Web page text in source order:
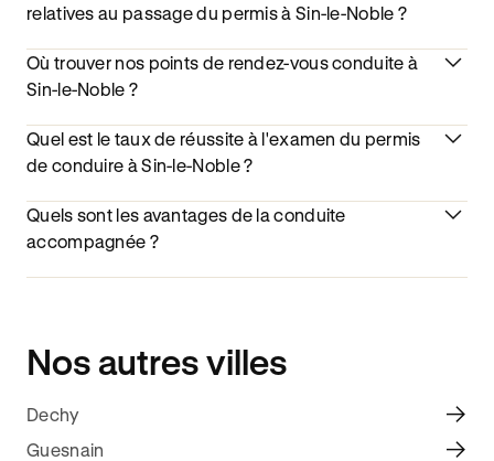
relatives au passage du permis à Sin-le-Noble ?
Où trouver nos points de rendez-vous conduite à
Sin-le-Noble ?
Quel est le taux de réussite à l'examen du permis
de conduire à Sin-le-Noble ?
Quels sont les avantages de la conduite
accompagnée ?
Nos autres villes
Dechy
Guesnain